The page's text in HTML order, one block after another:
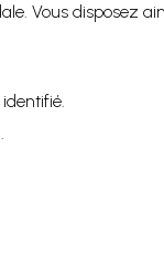
Vous disposez